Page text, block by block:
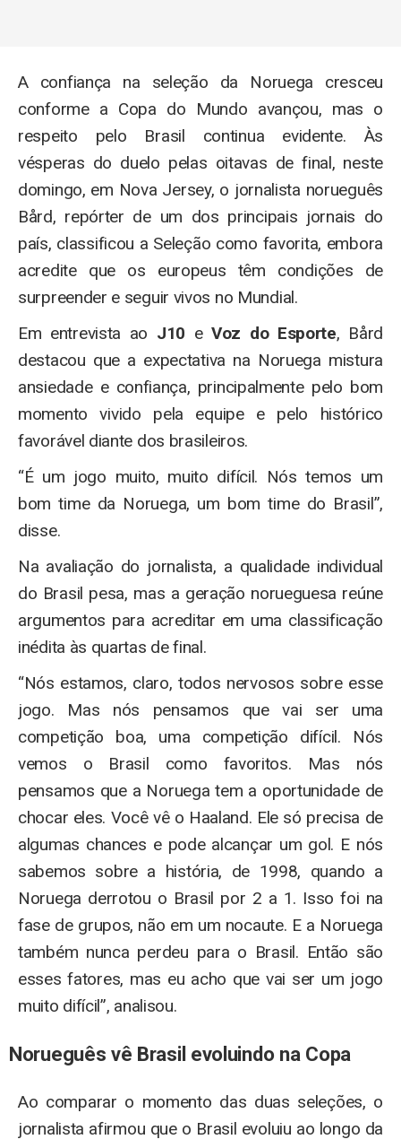
A confiança na seleção da Noruega cresceu
conforme a Copa do Mundo avançou, mas o
respeito pelo Brasil continua evidente. Às
vésperas do duelo pelas oitavas de final, neste
domingo, em Nova Jersey, o jornalista norueguês
Bård, repórter de um dos principais jornais do
país, classificou a Seleção como favorita, embora
acredite que os europeus têm condições de
surpreender e seguir vivos no Mundial.
Em entrevista ao J10 eVoz do Esporte, Bård
destacou que a expectativa na Noruega mistura
ansiedade e confiança, principalmente pelo bom
momento vivido pela equipe e pelo histórico
favorável diante dos brasileiros.
“É um jogo muito, muito difícil. Nós temos um
bom time da Noruega, um bom time do Brasil”,
disse.
Na avaliação do jornalista, a qualidade individual
do Brasil pesa, mas a geração norueguesa reúne
argumentos para acreditar em uma classificação
inédita às quartas de final.
“Nós estamos, claro, todos nervosos sobre esse
jogo. Mas nós pensamos que vai ser uma
competição boa, uma competição difícil. Nós
vemos o Brasil como favoritos. Mas nós
pensamos que a Noruega tem a oportunidade de
chocar eles. Você vê o Haaland. Ele só precisa de
algumas chances e pode alcançar um gol. E nós
sabemos sobre a história, de 1998, quando a
Noruega derrotou o Brasil por 2 a 1. Isso foi na
fase de grupos, não em um nocaute. E a Noruega
também nunca perdeu para o Brasil. Então são
esses fatores, mas eu acho que vai ser um jogo
muito difícil”, analisou.
Norueguês vê Brasil evoluindo na Copa
Ao comparar o momento das duas seleções, o
jornalista afirmou que o Brasil evoluiu ao longo da